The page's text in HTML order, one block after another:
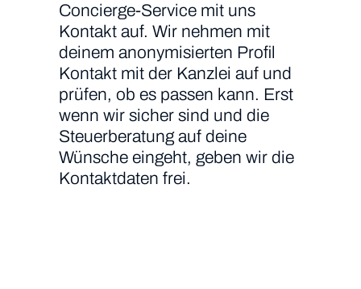
Concierge-Service mit uns
Kontakt auf. Wir nehmen mit
deinem anonymisierten Profil
Kontakt mit der Kanzlei auf und
prüfen, ob es passen kann. Erst
wenn wir sicher sind und die
Steuerberatung auf deine
Wünsche eingeht, geben wir die
Kontaktdaten frei.